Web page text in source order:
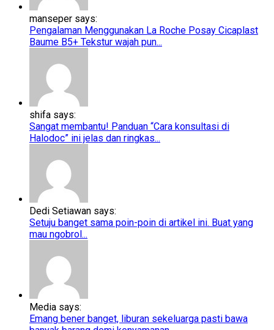
manseper says:
Pengalaman Menggunakan La Roche Posay Cicaplast
Baume B5+​​ Tekstur wajah pun...
shifa says:
Sangat membantu! Panduan “Cara konsultasi di
Halodoc” ini jelas dan ringkas...
Dedi Setiawan says:
Setuju banget sama poin-poin di artikel ini. Buat yang
mau ngobrol...
Media says:
Emang bener banget, liburan sekeluarga pasti bawa